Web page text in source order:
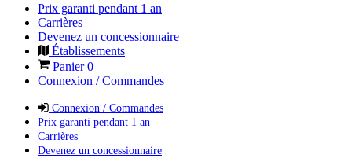
Prix garanti pendant 1 an
Carrières
Devenez un concessionnaire
Établissements
Panier0
Connexion / Commandes
Connexion / Commandes
Prix garanti pendant 1 an
Carrières
Devenez un concessionnaire